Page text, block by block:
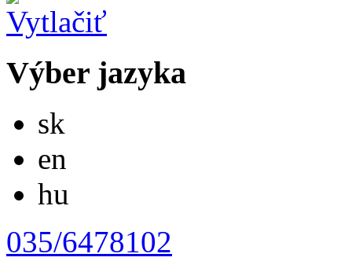
Výber jazyka
sk
en
hu
035/6478102